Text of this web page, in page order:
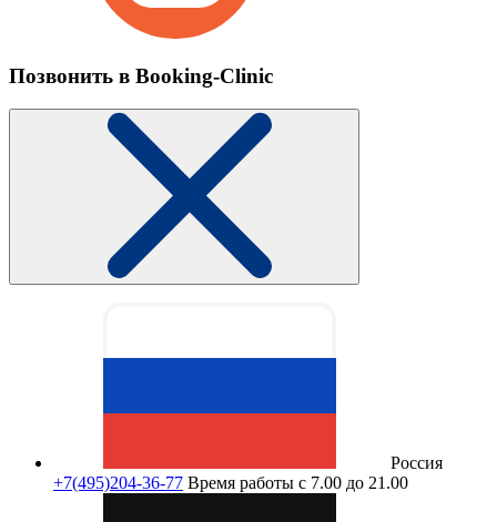
Позвонить в Booking-Clinic
Россия
+7(495)204-36-77 Время работы с 7.00 до 21.00